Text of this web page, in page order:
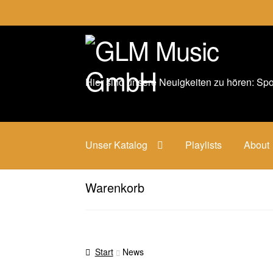
Hier sind unsere Neuigkeiten zu hören:
Zur
Navigation
springen
Zum
Inhalt
springen
Unser Katalog Playlists About
Warenkorb
Start News